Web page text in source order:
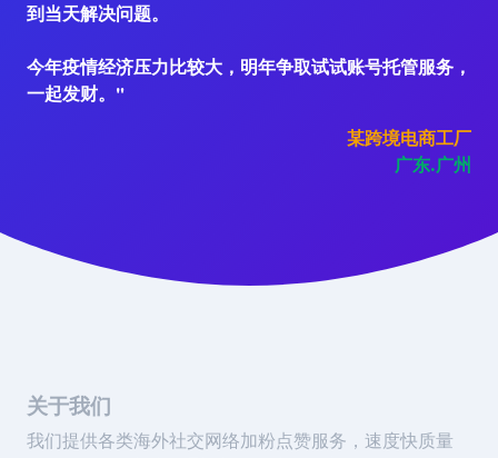
到当天解决问题。
今年疫情经济压力比较大，明年争取试试账号托管服务，
一起发财。"
某跨境电商工厂
广东.广州
关于我们
我们提供各类海外社交网络加粉点赞服务，速度快质量